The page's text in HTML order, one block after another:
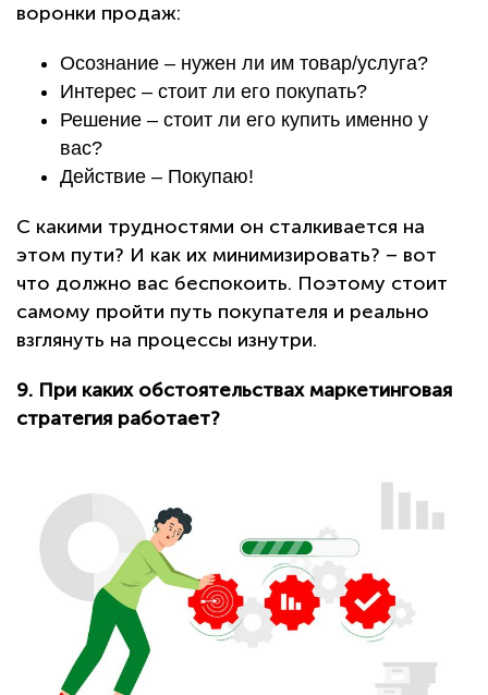
воронки продаж:
Осознание – нужен ли им товар/услуга?
Интерес – стоит ли его покупать?
Решение – стоит ли его купить именно у
вас?
Действие – Покупаю!
С какими трудностями он сталкивается на
этом пути? И как их минимизировать? – вот
что должно вас беспокоить. Поэтому стоит
самому пройти путь покупателя и реально
взглянуть на процессы изнутри.
9. При каких обстоятельствах маркетинговая
стратегия работает?